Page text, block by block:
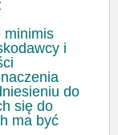
minimis
i
do
się do
ma być